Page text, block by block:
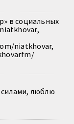
в социальных
niatkhovar,
люблю